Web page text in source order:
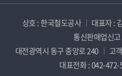
상호 : 한국철도공사 대표자 :
통신판매업신
대전광역시 동구 중앙로 240
고
대표전화 : 042-472-